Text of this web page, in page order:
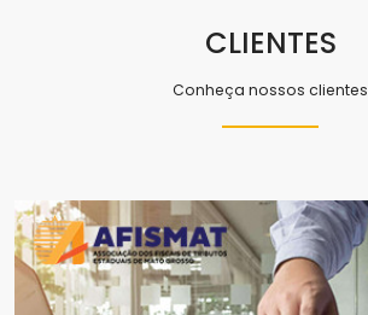
CLIENTES
Conheça nossos clientes